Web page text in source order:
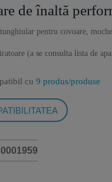
de înaltă
pentru covoare,
(a se consulta lista de
cu 9 produs/produse